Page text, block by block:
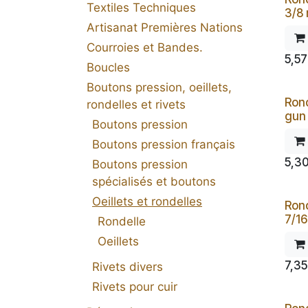
Textiles Techniques
Artisanat Premières Nations
Courroies et Bandes.
Boucles
Boutons pression, oeillets,
rondelles et rivets
Boutons pression
Boutons pression français
Boutons pression
spécialisés et boutons
Oeillets et rondelles
Rondelle
Oeillets
Rivets divers
Rivets pour cuir
3/8
5,57
7/
7,35